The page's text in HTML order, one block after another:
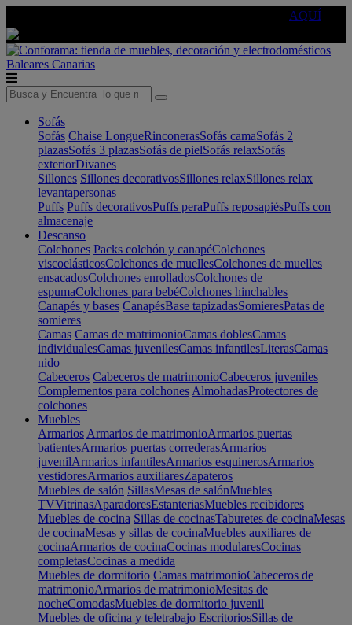
AQUÍ
Baleares Canarias
Sofás
Sofás Chaise LongueRinconerasSofás camaSofás 2
plazasSofás 3 plazasSofás de pielSofás relaxSofás
exteriorDivanes
Sillones Sillones decorativosSillones relaxSillones relax
levantapersonas
Puffs Puffs decorativosPuffs peraPuffs reposapiésPuffs con
almacenaje
Descanso
Colchones Packs colchón y canapéColchones
viscoelásticosColchones de muellesColchones de muelles
ensacadosColchones enrolladosColchones de
espumaColchones para bebéColchones hinchables
Canapés y bases CanapésBase tapizadasSomieresPatas de
somieres
Camas Camas de matrimonioCamas doblesCamas
individualesCamas juvenilesCamas infantilesLiterasCamas
nido
Cabeceros Cabeceros de matrimonioCabeceros juveniles
Complementos para colchones AlmohadasProtectores de
colchones
Muebles
Armarios Armarios de matrimonioArmarios puertas
batientesArmarios puertas correderasArmarios
juvenilArmarios infantilesArmarios esquinerosArmarios
vestidoresArmarios auxiliaresZapateros
Muebles de salón SillasMesas de salónMuebles
TVVitrinasAparadoresEstanteriasMuebles recibidores
Muebles de cocina Sillas de cocinasTaburetes de cocinaMesas
de cocinaMesas y sillas de cocinaMuebles auxiliares de
cocinaArmarios de cocinaCocinas modularesCocinas
completasCocinas a medida
Muebles de dormitorio Camas matrimonioCabeceros de
matrimonioArmarios de matrimonioMesitas de
nocheComodasMuebles de dormitorio juvenil
Muebles de oficina y teletrabajo EscritoriosSillas de